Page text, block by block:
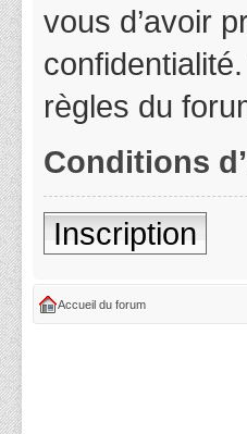
vous d’avoir
règles du
Conditions
Inscription
Accueil du forum